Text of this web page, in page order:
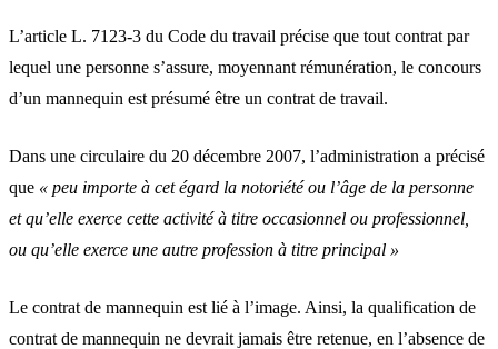
L’article L. 7123-3 du Code du travail précise que tout contrat par
lequel une personne s’assure, moyennant rémunération, le concours
d’un mannequin est présumé être un contrat de travail.
Dans une circulaire du 20 décembre 2007, l’administration a précisé
que « peu importe à cet égard la notoriété ou l’âge de la personne
et qu’elle exerce cette activité à titre occasionnel ou professionnel,
ou qu’elle exerce une autre profession à titre principal »
Le contrat de mannequin est lié à l’image. Ainsi, la qualification de
contrat de mannequin ne devrait jamais être retenue, en l’absence de